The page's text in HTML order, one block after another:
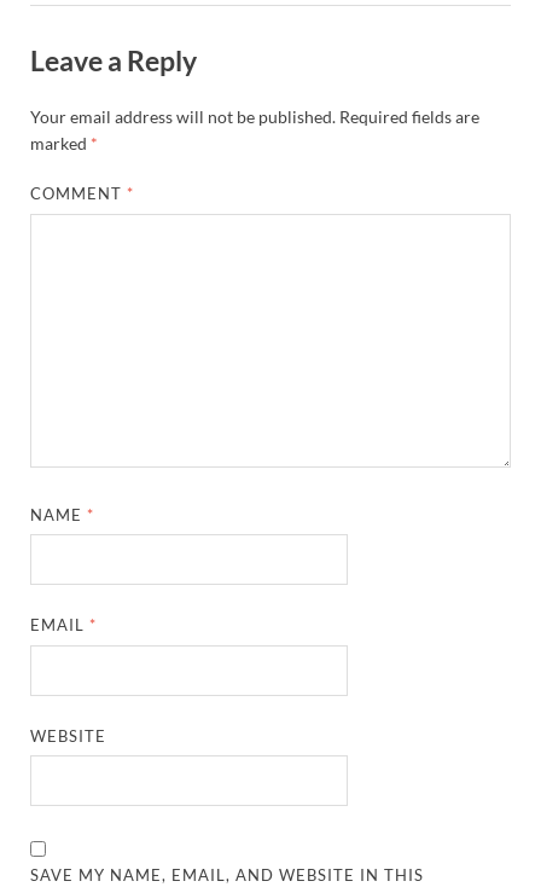
Leave a Reply
Your email address will not be published. Required fields are
marked *
COMMENT *
NAME *
EMAIL *
WEBSITE
SAVE MY NAME, EMAIL, AND WEBSITE IN THIS